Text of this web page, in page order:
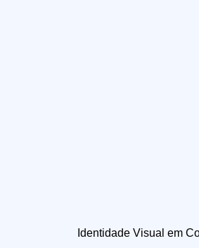
Identidade Visual em